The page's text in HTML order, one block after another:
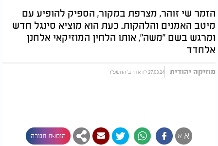
הזמר שי זוהר, מצרפת במקור, הספיק להופיע עם
מיטב האמנים והלהקות. כעת הוא מוציא סינגל חדש
ומרגש בשם "משה", אותו הלחין המוזיקאי אלחנן
אלחדד
מוזיקה יהודית 27.03.24 י"ז אדר ב' התשפ"ד
א א הוספת תגובה